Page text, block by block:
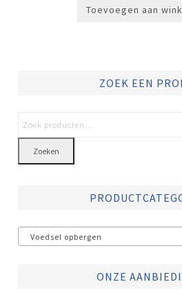
Toevoegen aan
ZOEK EEN
Zoeken
Voedsel opbergen
ONZE